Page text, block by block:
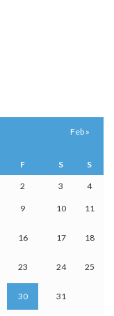
F S S
2 3 4
9 10 11
16 17 18
23 24 25
30 31
Feb »